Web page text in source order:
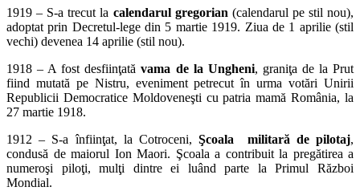
1919 – S-a trecut la calendarul gregorian (calendarul pe stil nou),
adoptat prin Decretul-lege din 5 martie 1919. Ziua de 1 aprilie (stil
vechi) devenea 14 aprilie (stil nou).
1918 – A fost desfiinţatăvama de la Ungheni, graniţa de la Prut
fiind mutată pe Nistru, eveniment petrecut în urma votări Unirii
Republicii Democratice Moldoveneşti cu patria mamă România, la
27 martie 1918.
1912 – S-a înfiinţat, la Cotroceni,Şcoala militară de pilotaj,
condusă de maiorul Ion Maori. Şcoala a contribuit la pregătirea a
numeroşi piloţi, mulţi dintre ei luând parte la Primul Război
Mondial.